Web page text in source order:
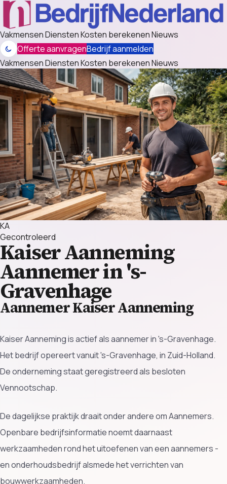
VakmensenDienstenKosten berekenenNieuws
Offerte aanvragenBedrijf aanmelden
VakmensenDienstenKosten berekenenNieuws
KA
Gecontroleerd
Kaiser Aanneming
Aannemer in 's-
Gravenhage
Aannemer Kaiser Aanneming
Kaiser Aanneming is actief als aannemer in 's-Gravenhage.
Het bedrijf opereert vanuit 's-Gravenhage, in Zuid-Holland.
De onderneming staat geregistreerd als besloten
Vennootschap.
De dagelijkse praktijk draait onder andere om Aannemers.
Openbare bedrijfsinformatie noemt daarnaast
werkzaamheden rond het uitoefenen van een aannemers -
en onderhoudsbedrijf alsmede het verrichten van
bouwwerkzaamheden.